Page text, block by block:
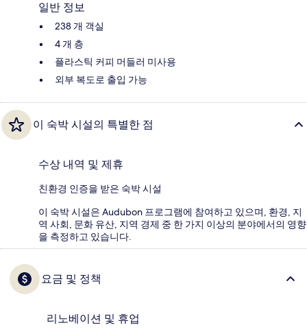
일반 정보
238 개 객실
4 개 층
플라스틱 커피 머들러 미사용
외부 복도로 출입 가능
이 숙박 시설의 특별한 점
수상 내역 및 제휴
친환경 인증을 받은 숙박 시설
이 숙박 시설은 Audubon 프로그램에 참여하고 있으며, 환경, 지
역 사회, 문화 유산, 지역 경제 중 한 가지 이상의 분야에서의 영향
을 측정하고 있습니다.
요금 및 정책
리노베이션 및 휴업